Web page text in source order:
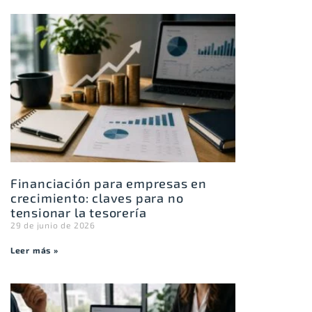
Financiación para empresas en
crecimiento: claves para no
tensionar la tesorería
29 de junio de 2026
Leer más »